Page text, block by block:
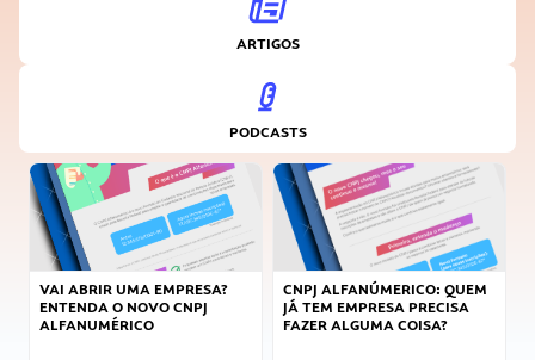
ARTIGOS
PODCASTS
VAI ABRIR UMA EMPRESA?
ENTENDA O NOVO CNPJ
ALFANUMÉRICO
CNPJ ALFANÚMERICO: QUEM
JÁ TEM EMPRESA PRECISA
FAZER ALGUMA COISA?